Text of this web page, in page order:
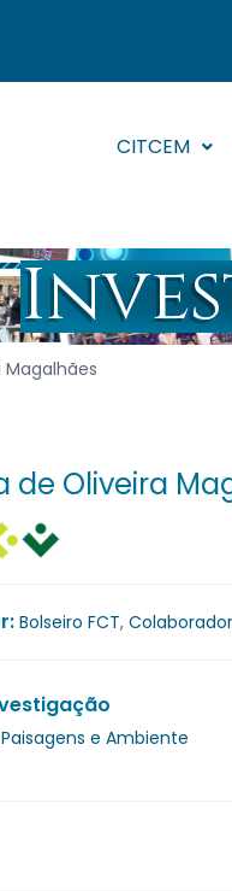
CITCEM
de Oliveira
Bolseiro FCT, Colaborador
e Ambiente